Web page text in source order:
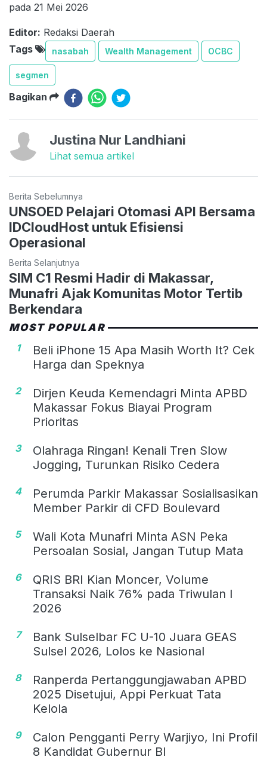
pada 21 Mei 2026
Editor: Redaksi Daerah
Tags
nasabah Wealth Management OCBC
segmen
Bagikan
Justina Nur Landhiani
Lihat semua artikel
Berita Sebelumnya
UNSOED Pelajari Otomasi API Bersama
IDCloudHost untuk Efisiensi
Operasional
Berita Selanjutnya
SIM C1 Resmi Hadir di Makassar,
Munafri Ajak Komunitas Motor Tertib
Berkendara
MOST POPULAR
1
Beli iPhone 15 Apa Masih Worth It? Cek
Harga dan Speknya
2
Dirjen Keuda Kemendagri Minta APBD
Makassar Fokus Biayai Program
Prioritas
3
Olahraga Ringan! Kenali Tren Slow
Jogging, Turunkan Risiko Cedera
4
Perumda Parkir Makassar Sosialisasikan
Member Parkir di CFD Boulevard
5
Wali Kota Munafri Minta ASN Peka
Persoalan Sosial, Jangan Tutup Mata
6
QRIS BRI Kian Moncer, Volume
Transaksi Naik 76% pada Triwulan I
2026
7
Bank Sulselbar FC U-10 Juara GEAS
Sulsel 2026, Lolos ke Nasional
8
Ranperda Pertanggungjawaban APBD
2025 Disetujui, Appi Perkuat Tata
Kelola
9
Calon Pengganti Perry Warjiyo, Ini Profil
8 Kandidat Gubernur BI